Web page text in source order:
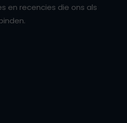
en recencies die ons als